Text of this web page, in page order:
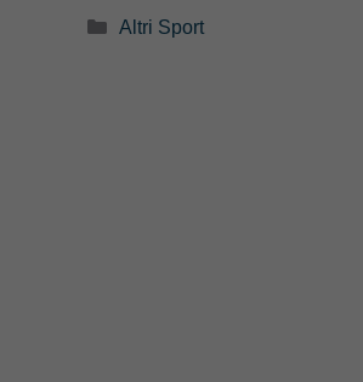
Categorie
Altri Sport